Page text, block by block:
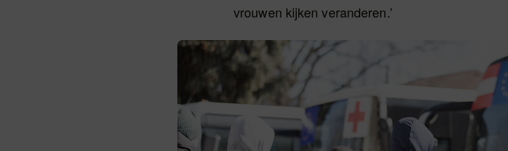
vrouwen kijken veranderen.’